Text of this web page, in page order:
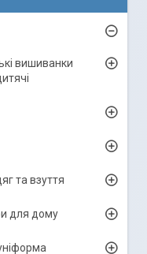
вишиванки
та взуття
для дому